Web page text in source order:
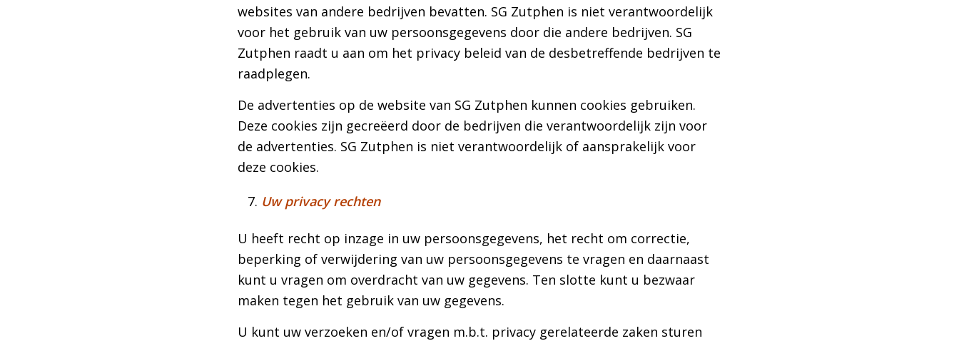
websites van andere bedrijven bevatten. SG Zutphen is niet verantwoordelijk
voor het gebruik van uw persoonsgegevens door die andere bedrijven. SG
Zutphen raadt u aan om het privacy beleid van de desbetreffende bedrijven te
raadplegen.
De advertenties op de website van SG Zutphen kunnen cookies gebruiken.
Deze cookies zijn gecreëerd door de bedrijven die verantwoordelijk zijn voor
de advertenties. SG Zutphen is niet verantwoordelijk of aansprakelijk voor
deze cookies.
Uw privacy rechten
U heeft recht op inzage in uw persoonsgegevens, het recht om correctie,
beperking of verwijdering van uw persoonsgegevens te vragen en daarnaast
kunt u vragen om overdracht van uw gegevens. Ten slotte kunt u bezwaar
maken tegen het gebruik van uw gegevens.
U kunt uw verzoeken en/of vragen m.b.t. privacy gerelateerde zaken sturen